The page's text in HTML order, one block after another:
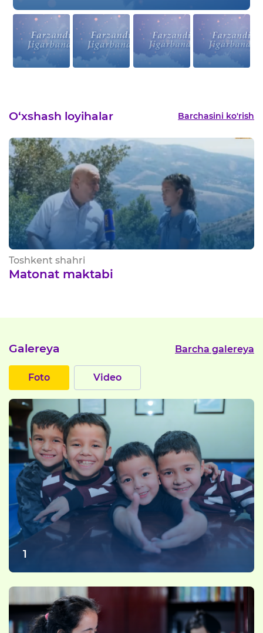
O‘xshash loyihalar Barchasini ko'rish
shahri
maktabi
Galereya
Foto Video
1
Barcha galereya